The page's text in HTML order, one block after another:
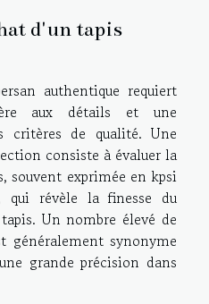
d'un tapis
authentique requiert
aux détails et une
critères de qualité. Une
consiste à évaluer la
souvent exprimée en kpsi
qui révèle la finesse du
Un nombre élevé de
généralement synonyme
grande précision dans